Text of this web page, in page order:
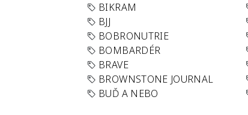
BIKRAM
BJJ
BOBRONUTRIE
BOMBARDÉR
BRAVE
BROWNSTONE JOURNAL
BUĎ A NEBO